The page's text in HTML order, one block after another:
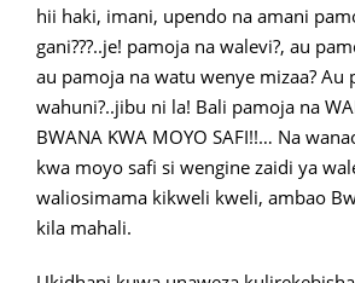
hii haki, imani, upendo na amani
gani???..je! pamoja na walevi?, au
au pamoja na watu wenye mizaa? Au
wahuni?..jibu ni la! Bali pamoja na
BWANA KWA MOYO SAFI!!… Na
kwa moyo safi si wengine zaidi ya
waliosimama kikweli kweli, ambao
kila mahali.